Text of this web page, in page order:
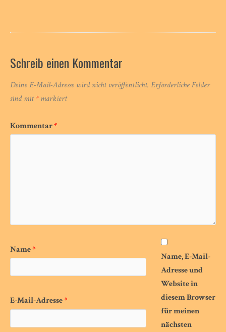
Schreib einen Kommentar
Deine E-Mail-Adresse wird nicht veröffentlicht. Erforderliche Felder
sind mit*markiert
Kommentar*
Name*
E-Mail-Adresse*
Name, E-Mail-
Adresse und
Website in
diesem Browser
für meinen
nächsten